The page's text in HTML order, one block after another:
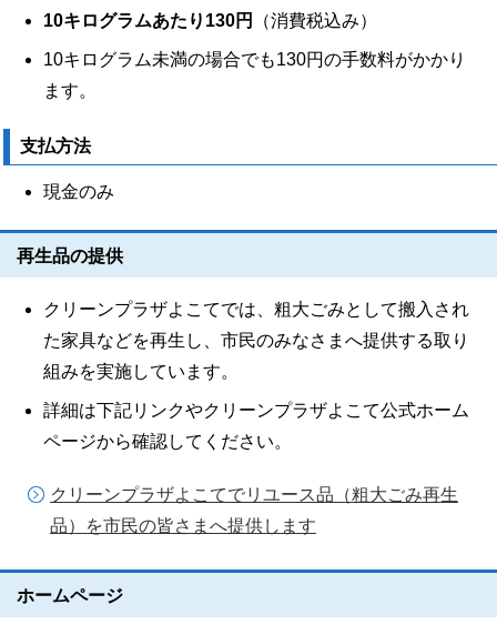
10キログラムあたり130円 （消費税込み）
10キログラム未満の場合でも130円の手数料がかかり
ます。
支払方法
現金のみ
再生品の提供
クリーンプラザよこてでは、粗大ごみとして搬入され
た家具などを再生し、市民のみなさまへ提供する取り
組みを実施しています。
詳細は下記リンクやクリーンプラザよこて公式ホーム
ページから確認してください。
クリーンプラザよこてでリユース品（粗大ごみ再生
品）を市民の皆さまへ提供します
ホームページ